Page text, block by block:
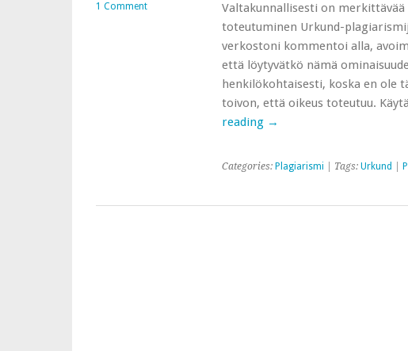
1 Comment
Valtakunnallisesti on
toteutuminen Urkund-
verkostoni kommentoi alla,
että löytyvätkö nämä
henkilökohtaisesti, koska en ole
toivon, että oikeus toteutuu.
reading →
Categories: Plagiarismi | Tags: Urkund